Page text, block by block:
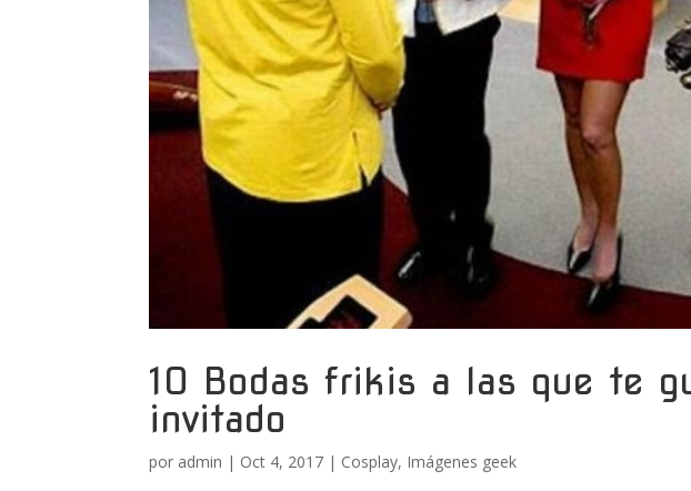
10 Bodas frikis a las que te
invitado
por admin | Oct 4, 2017 | Cosplay, Imágenes geek